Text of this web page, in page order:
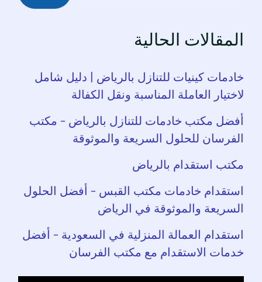
المقالات الحالية
خادمات كينيات للتنازل بالرياض | دليل شامل
لاختيار العاملة المناسبة ونقل الكفالة
أفضل مكتب خادمات للتنازل بالرياض – مكتب
الفرسان للحلول السريعة والموثوقة
مكتب استقدام بالرياض
استقدام خادمات مكتب القبس – أفضل الحلول
السريعة والموثوقة في الرياض
استقدام العمالة المنزلية في السعودية – أفضل
خدمات الاستقدام مع مكتب الفرسان